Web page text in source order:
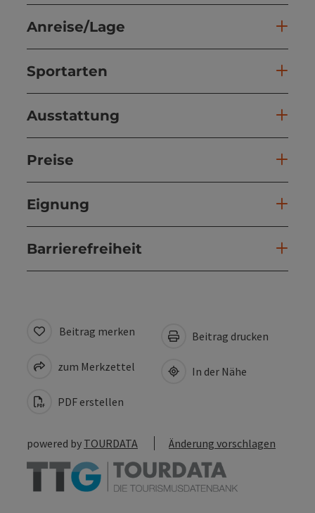
Anreise/Lage
Sportarten
Ausstattung
Preise
Eignung
Barrierefreiheit
Beitrag merken
zum Merkzettel
PDF erstellen
Beitrag drucken
In der Nähe
powered by TOURDATA Änderung vorschlagen